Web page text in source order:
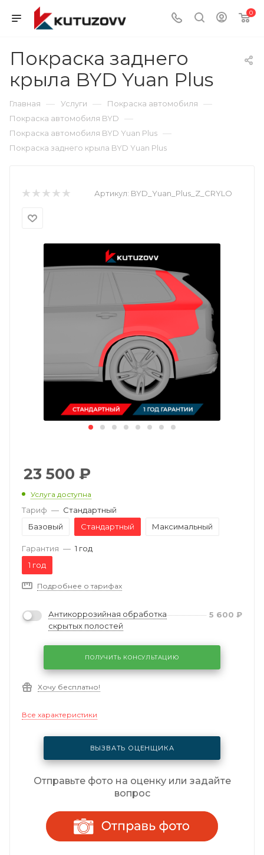
0
Покраска заднего
крыла BYD Yuan Plus
Главная — Услуги — Покраска автомобиля —
Покраска автомобиля BYD —
Покраска автомобиля BYD Yuan Plus —
Покраска заднего крыла BYD Yuan Plus
Артикул: BYD_Yuan_Plus_Z_CRYLO
23 500 ₽
Услуга доступна
Тариф — Стандартный
Базовый
Стандартный Максимальный
Гарантия — 1 год
1 год
Подробнее о тарифах
Антикоррозийная обработка
скрытых полостей
5 600 ₽
ПОЛУЧИТЬ КОНСУЛЬТАЦИЮ
Хочу бесплатно!
Все характеристики
ВЫЗВАТЬ ОЦЕНЩИКА
Отправьте фото на оценку или задайте
вопрос